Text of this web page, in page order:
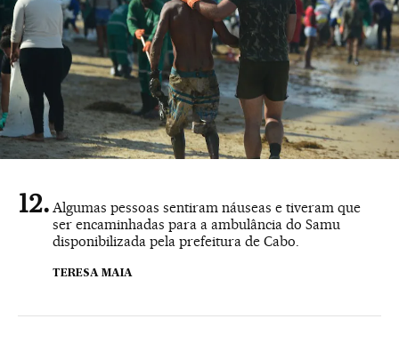
Algumas pessoas sentiram náuseas e tiveram que
ser encaminhadas para a ambulância do Samu
disponibilizada pela prefeitura de Cabo.
TERESA MAIA